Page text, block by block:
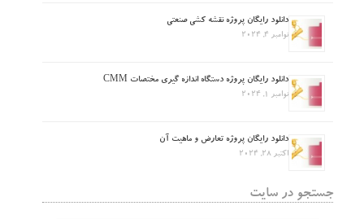
دانلود رایگان پروژه نقشه کشی صنعتی
نوامبر 4, 2024
دانلود رایگان پروژه دستگاه اندازه گیری مختصات CMM
نوامبر 1, 2024
دانلود رایگان پروژه تعارض و ماهیت آن
اکتبر 28, 2024
جستجو در سایت